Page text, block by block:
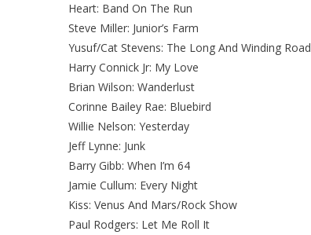
Heart: Band On The Run
Steve Miller: Junior’s Farm
Yusuf/Cat Stevens: The Long And Winding Road
Harry Connick Jr: My Love
Brian Wilson: Wanderlust
Corinne Bailey Rae: Bluebird
Willie Nelson: Yesterday
Jeff Lynne: Junk
Barry Gibb: When I’m 64
Jamie Cullum: Every Night
Kiss: Venus And Mars/Rock Show
Paul Rodgers: Let Me Roll It